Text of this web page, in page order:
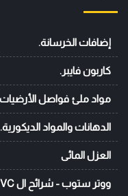
إضافات الخرسانة.
كاربون فايبر.
مواد ملئ فواصل
الدهانات والمواد الديكورية.
العزل المائى
ووتر ستوب - شرائح ال PVC لمنع تسرب المياه - 01000104095.